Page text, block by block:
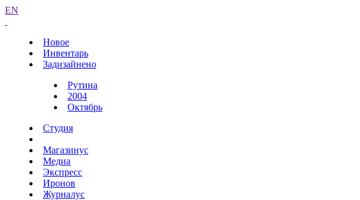
EN
Новое
Инвентарь
Задизайнено
Рутина
2004
Октябрь
Студия
Магазинус
Медиа
Экспресс
Иронов
Журналус